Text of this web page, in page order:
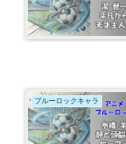
ブルーロックキャラ